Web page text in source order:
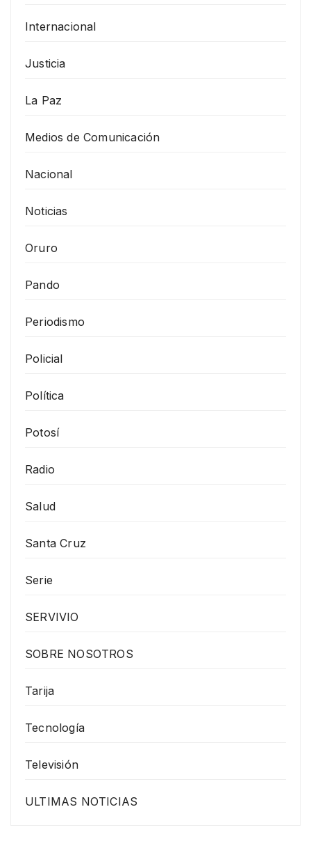
Internacional
Justicia
La Paz
Medios de Comunicación
Nacional
Noticias
Oruro
Pando
Periodismo
Policial
Política
Potosí
Radio
Salud
Santa Cruz
Serie
SERVIVIO
SOBRE NOSOTROS
Tarija
Tecnología
Televisión
ULTIMAS NOTICIAS